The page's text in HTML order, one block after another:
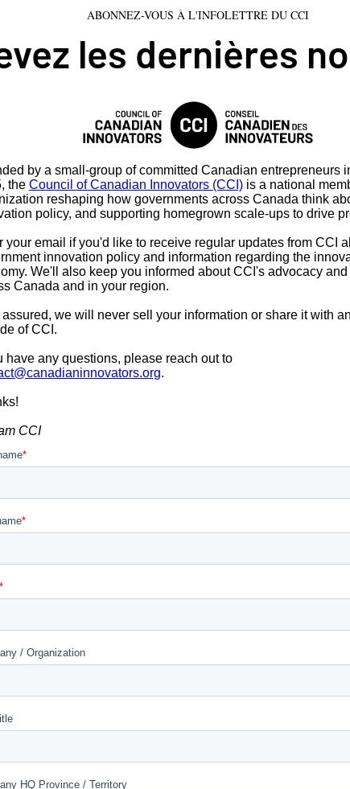
ABONNEZ-VOUS À L'INFOLETTRE DU CCI
les dernières